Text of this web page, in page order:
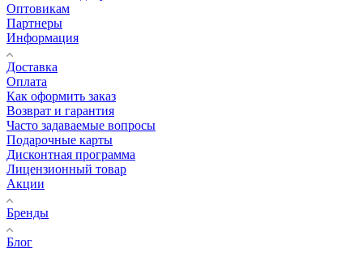
Оптовикам
Партнеры
Информация
Доставка
Оплата
Как оформить заказ
Возврат и гарантия
Часто задаваемые вопросы
Подарочные карты
Дисконтная программа
Лицензионный товар
Акции
Бренды
Блог